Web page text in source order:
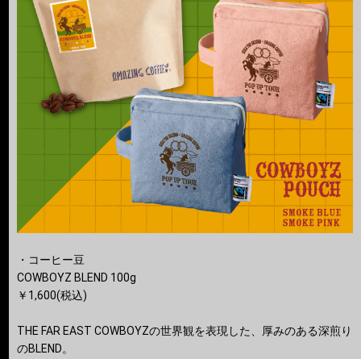
・コーヒー豆
COWBOYZ BLEND 100g
￥1,600(税込)
THE FAR EAST COWBOYZの世界観を表現した、厚みのある深煎り
のBLEND。